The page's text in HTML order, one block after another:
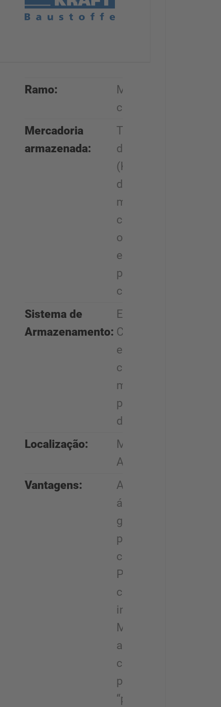
Ramo:
Material de
construção
Mercadoria
armazenada:
Tubos de
drenagem
(KG), placas
de concreto,
madeira para
construção e
outros
elementos
para
construção
Sistema de
Armazenamento:
Estantes
Cantilever,
estantes
convencionais,
mezaninos e
prateleiras
dinâmicas.
Localização:
Munique,
Alemanha
Vantagens:
Armazém em
área externa
galvanizado,
parcialmente
coberto.
Plataformas
com escritório
integrado.
Mercadorias
armazenadas
com o
princípio
“primeiro